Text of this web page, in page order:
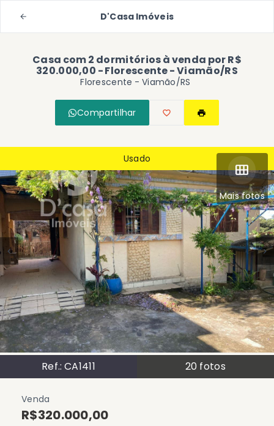
D'Casa Imóveis
Casa com 2 dormitórios à venda por R$
320.000,00 - Florescente - Viamão/RS
Florescente - Viamão/RS
Compartilhar
Mais fotos
Ref.:CA1411 20 fotos
Usado
Venda
R$320.000,00